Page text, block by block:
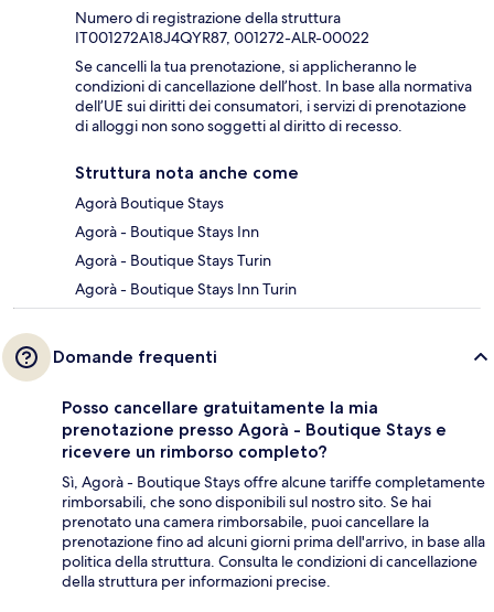
Numero di registrazione della struttura
IT001272A18J4QYR87, 001272-ALR-00022
Se cancelli la tua prenotazione, si applicheranno le
condizioni di cancellazione dell’host. In base alla normativa
dell’UE sui diritti dei consumatori, i servizi di prenotazione
di alloggi non sono soggetti al diritto di recesso.
Struttura nota anche come
Agorà Boutique Stays
Agorà - Boutique Stays Inn
Agorà - Boutique Stays Turin
Agorà - Boutique Stays Inn Turin
Domande frequenti
Posso cancellare gratuitamente la mia
prenotazione presso Agorà - Boutique Stays e
ricevere un rimborso completo?
Sì, Agorà - Boutique Stays offre alcune tariffe completamente
rimborsabili, che sono disponibili sul nostro sito. Se hai
prenotato una camera rimborsabile, puoi cancellare la
prenotazione fino ad alcuni giorni prima dell'arrivo, in base alla
politica della struttura. Consulta le condizioni di cancellazione
della struttura per informazioni precise.